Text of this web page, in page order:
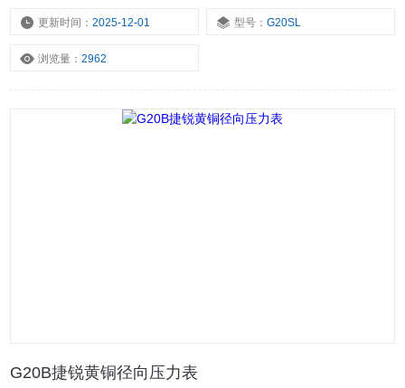
更新时间：2025-12-01 型号：G20SL
浏览量：2962
G20B捷锐黄铜径向压力表